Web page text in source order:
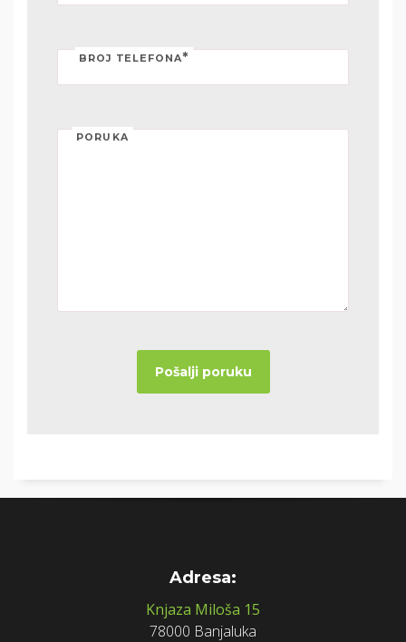
BROJ TELEFONA*
PORUKA
Adresa:
Knjaza Miloša 15
78000 Banjaluka